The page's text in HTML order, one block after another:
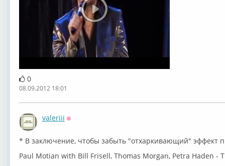
0
08.09.2012 18:01
valeriii
* В заключение, чтобы забыть "отхаркивающий" эффект
Paul Motian with Bill Frisell, Thomas Morgan, Petra Haden -